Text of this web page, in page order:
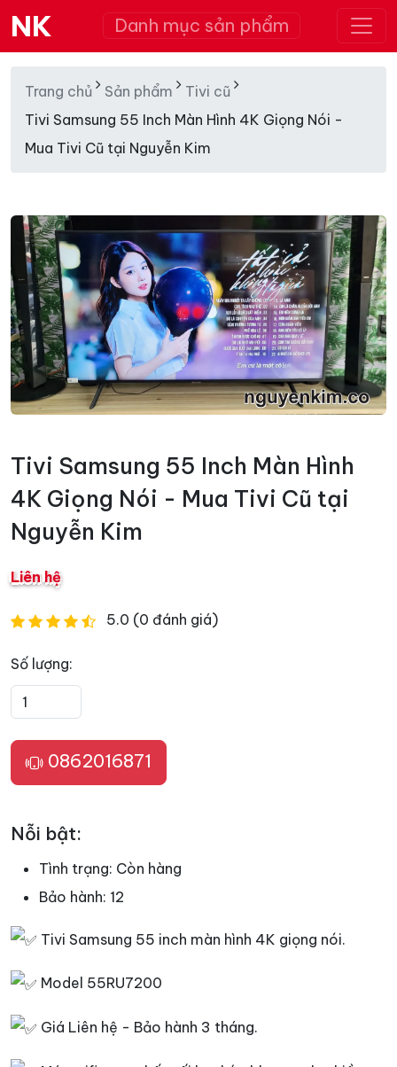
NK Danh mục sản phẩm
Trang chủ Sản phẩm
Tivi cũ
Tivi Samsung 55 Inch Màn Hình 4K Giọng Nói -
Mua Tivi Cũ tại Nguyễn Kim
Tivi Samsung 55 Inch Màn Hình
4K Giọng Nói - Mua Tivi Cũ tại
Nguyễn Kim
Liên hệ
5.0 (0 đánh giá)
Số lượng:
0862016871
Nỗi bật:
Tình trạng: Còn hàng
Bảo hành: 12
Tivi Samsung 55 inch màn hình 4K giọng nói.
Model 55RU7200
Giá Liên hệ - Bảo hành 3 tháng.